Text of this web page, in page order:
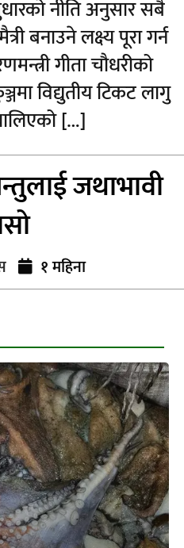
नीति अनुसार सबै
बनाउने लक्ष्य पूरा गर्न
गीता चौधरीको
विद्युतीय टिकट लागु
[…]
जथाभावी
१ महिना